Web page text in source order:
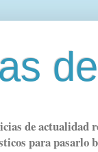
de actualidad
para pasarlo